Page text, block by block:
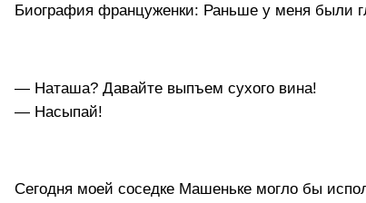
Биография француженки: Раньше у меня были
— Наташа? Давайте выпъем сухого вина!
— Насыпай!
Сегодня моей соседке Машеньке могло бы